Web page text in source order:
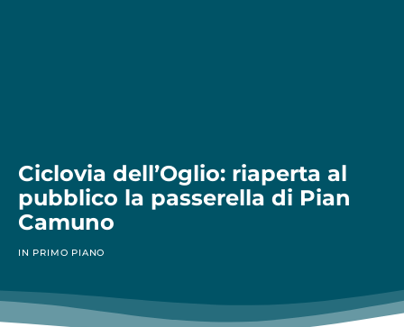
Ciclovia dell’Oglio: riaperta al
pubblico la passerella di Pian
Camuno
IN PRIMO PIANO